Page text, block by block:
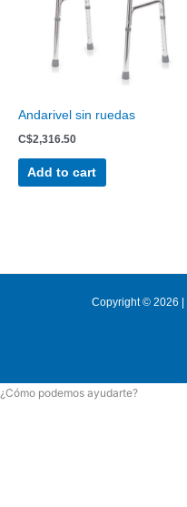
Andarivel sin ruedas
C$2,316.50
Add to cart
Copyright © 2026 |
¿Cómo podemos ayudarte?